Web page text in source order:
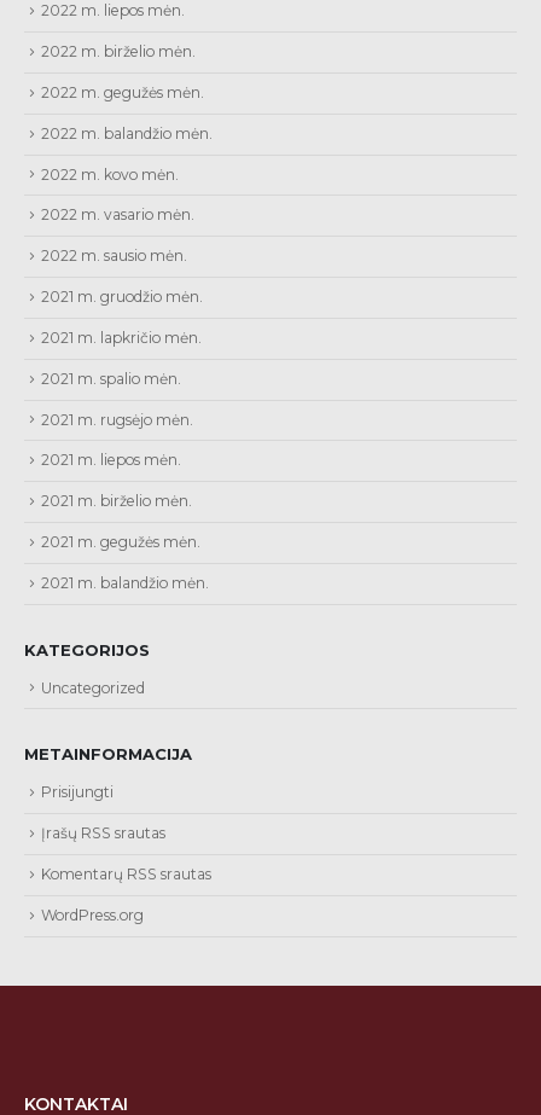
2022 m. liepos mėn.
2022 m. birželio mėn.
2022 m. gegužės mėn.
2022 m. balandžio mėn.
2022 m. kovo mėn.
2022 m. vasario mėn.
2022 m. sausio mėn.
2021 m. gruodžio mėn.
2021 m. lapkričio mėn.
2021 m. spalio mėn.
2021 m. rugsėjo mėn.
2021 m. liepos mėn.
2021 m. birželio mėn.
2021 m. gegužės mėn.
2021 m. balandžio mėn.
KATEGORIJOS
Uncategorized
METAINFORMACIJA
Prisijungti
Įrašų RSS srautas
Komentarų RSS srautas
WordPress.org
KONTAKTAI